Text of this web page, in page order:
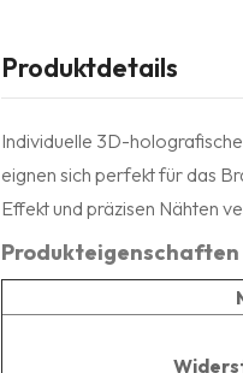
Produktdetails
Individuelle 3D-
eignen sich perfekt für das
Effekt und präzisen Nähten
Produkteigenschaften